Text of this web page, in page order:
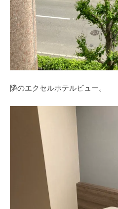
隣のエクセルホテルビュー。